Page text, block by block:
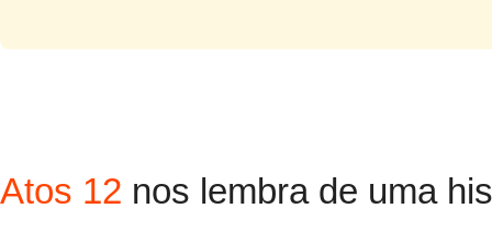
Atos 12 nos lembra de uma